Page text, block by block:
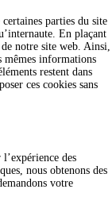
parties du site
En plaçant
notre site web. Ainsi,
mêmes informations
restent dans
ces cookies sans
des
nous obtenons des
votre